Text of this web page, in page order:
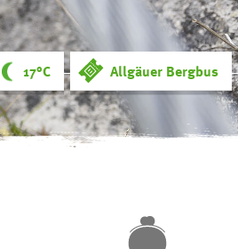
17°C Allgäuer Bergbus